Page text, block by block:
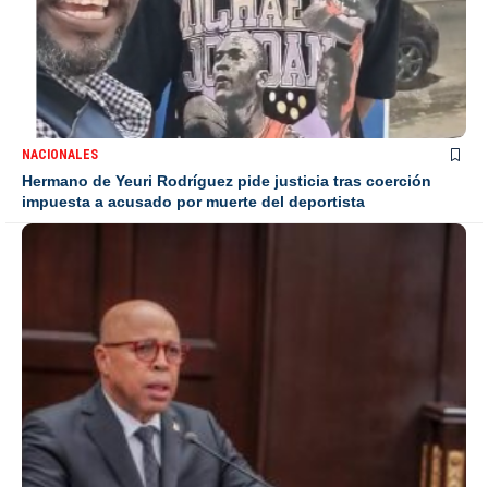
NACIONALES
Hermano de Yeuri Rodríguez pide justicia tras coerción
impuesta a acusado por muerte del deportista